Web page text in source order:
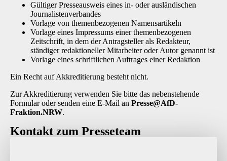
Gültiger Presseausweis eines in- oder ausländischen
Journalistenverbandes
Vorlage von themenbezogenen Namensartikeln
Vorlage eines Impressums einer themenbezogenen
Zeitschrift, in dem der Antragsteller als Redakteur,
ständiger redaktioneller Mitarbeiter oder Autor genannt ist
Vorlage eines schriftlichen Auftrages einer Redaktion
Ein Recht auf Akkreditierung besteht nicht.
Zur Akkreditierung verwenden Sie bitte das nebenstehende
Formular oder senden eine E-Mail an Presse@AfD-
Fraktion.NRW.
Kontakt zum Presseteam